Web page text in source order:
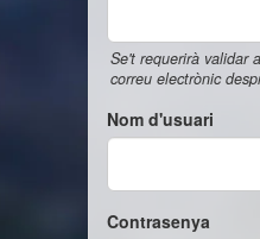
Se't requerirà validar
correu electrònic
Nom d'usuari
Contrasenya